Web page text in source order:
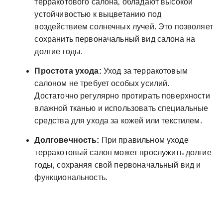
терракотового салона‚ обладают высокой
устойчивостью к выцветанию под
воздействием солнечных лучей. Это позволяет
сохранить первоначальный вид салона на
долгие годы.
Простота ухода: Уход за терракотовым
салоном не требует особых усилий.
Достаточно регулярно протирать поверхности
влажной тканью и использовать специальные
средства для ухода за кожей или текстилем.
Долговечность: При правильном уходе
терракотовый салон может прослужить долгие
годы‚ сохраняя свой первоначальный вид и
функциональность.